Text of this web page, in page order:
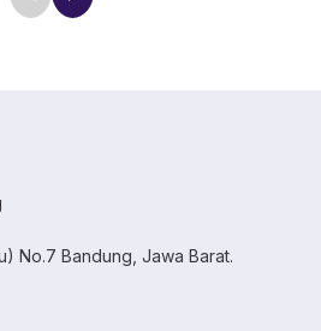
No.7 Bandung, Jawa Barat.